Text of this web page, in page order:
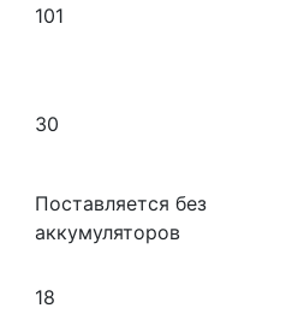
101
30
Поставляется без
аккумуляторов
18